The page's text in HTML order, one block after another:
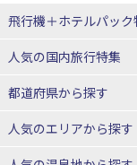
飛行機＋ホテルパック
赤い風船ダイナミックパ
人気の国内旅行特集
東京ディズニーリゾート
都道府県から探す
北海道旅行・ツアー
人気のエリアから探す